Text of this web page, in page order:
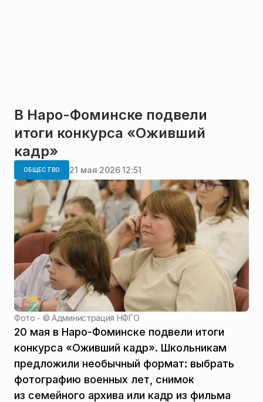
В Наро-Фоминске подвели
итоги конкурса «Оживший
кадр»
ОБЩЕСТВО 21 мая 2026 12:51
Фото - ©Администрация НФГО
20 мая в Наро-Фоминске подвели итоги
конкурса «Оживший кадр». Школьникам
предложили необычный формат: выбрать
фотографию военных лет, снимок
из семейного архива или кадр из фильма